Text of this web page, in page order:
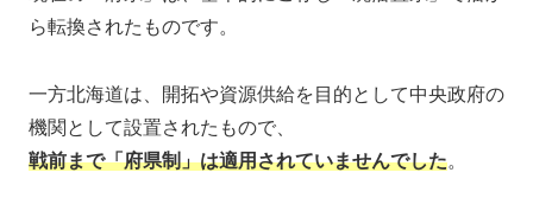
ら転換されたものです。
一方北海道は、開拓や資源供給を目的として中央政府の
機関として設置されたもので、
戦前まで「府県制」は適用されていませんでした。